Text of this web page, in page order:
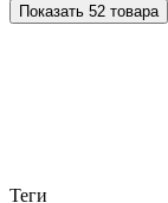
Показать 52 товара
Теги